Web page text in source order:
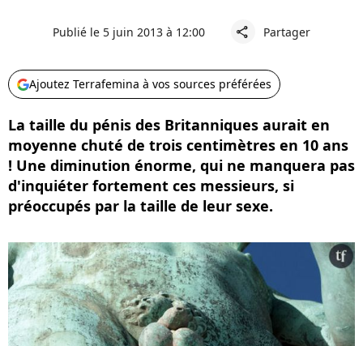
Publié le 5 juin 2013 à 12:00 share Partager
Ajoutez Terrafemina à vos sources préférées
La taille du pénis des Britanniques aurait en
moyenne chuté de trois centimètres en 10 ans
! Une diminution énorme, qui ne manquera pas
d'inquiéter fortement ces messieurs, si
préoccupés par la taille de leur sexe.